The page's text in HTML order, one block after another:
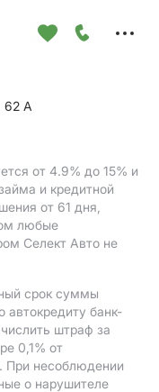
62 А
от 4.9% до 15% и
и кредитной
от 61 дня,
любые
Селект Авто не
срок суммы
автокредиту банк-
штраф за
0,1% от
При несоблюдении
о нарушителе